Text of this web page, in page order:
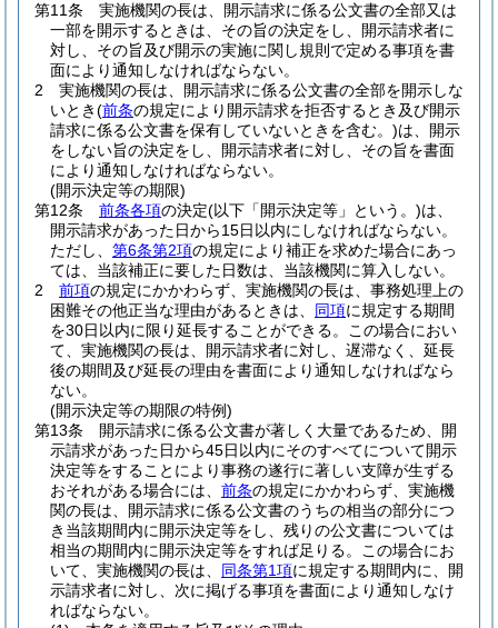
第11条
実施機関の長は、開示請求に係る公文書の全部又は
一部を開示するときは、その旨の決定をし、開示請求者に
対し、その旨及び開示の実施に関し規則で定める事項を書
面により通知しなければならない。
2
実施機関の長は、開示請求に係る公文書の全部を開示しな
いとき(前条の規定により開示請求を拒否するとき及び開示
請求に係る公文書を保有していないときを含む。)は、開示
をしない旨の決定をし、開示請求者に対し、その旨を書面
により通知しなければならない。
(開示決定等の期限)
第12条
前条各項の決定(以下「開示決定等」という。)は、
開示請求があった日から15日以内にしなければならない。
ただし、 第6条第2項の規定により補正を求めた場合にあっ
ては、当該補正に要した日数は、当該機関に算入しない。
2
前項の規定にかかわらず、実施機関の長は、事務処理上の
困難その他正当な理由があるときは、 同項に規定する期間
を30日以内に限り延長することができる。
この場合におい
て、実施機関の長は、開示請求者に対し、遅滞なく、延長
後の期間及び延長の理由を書面により通知しなければなら
ない。
(開示決定等の期限の特例)
第13条
開示請求に係る公文書が著しく大量であるため、開
示請求があった日から45日以内にそのすべてについて開示
決定等をすることにより事務の遂行に著しい支障が生ずる
おそれがある場合には、 前条の規定にかかわらず、実施機
関の長は、開示請求に係る公文書のうちの相当の部分につ
き当該期間内に開示決定等をし、残りの公文書については
相当の期間内に開示決定等をすれば足りる。
この場合にお
いて、実施機関の長は、 同条第1項に規定する期間内に、開
示請求者に対し、次に掲げる事項を書面により通知しなけ
ればならない。